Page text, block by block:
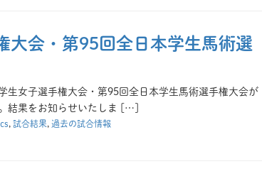
大会・第95回全日本学生馬術選
女子選手権大会・第95回全日本学生馬術選手権大会が
結果をお知らせいたしま […]
試合結果 過去の試合情報